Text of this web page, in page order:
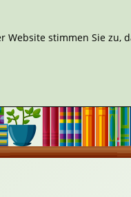
stimmen Sie zu,